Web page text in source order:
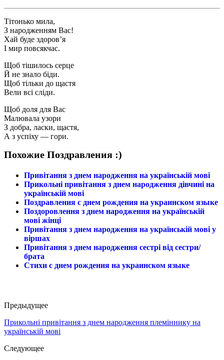
Тітонько мила,
З народженням Вас!
Хай буде здоров’я
І мир повсякчас.
Щоб тішилось серце
Й не знало біди.
Щоб тільки до щастя
Вели всі сліди.
Щоб доля для Вас
Малювала узори
З добра, ласки, щастя,
А з успіху — гори.
Похожие Поздравления :)
Привітання з днем народження на українській мові
Прикольні привітання з днем народження дівчині на
українській мові
Поздравления с днем рождения на украинском языке
Поздоровлення з днем народження на українській
мові жінці
Привітання з днем народження на українській мові у
віршах
Привітання з днем народження сестрі від сестри/
брата
Стихи с днем рождения на украинском языке
Предыдущее
Прикольні привітання з днем народження племіннику на
українській мові
Следующее